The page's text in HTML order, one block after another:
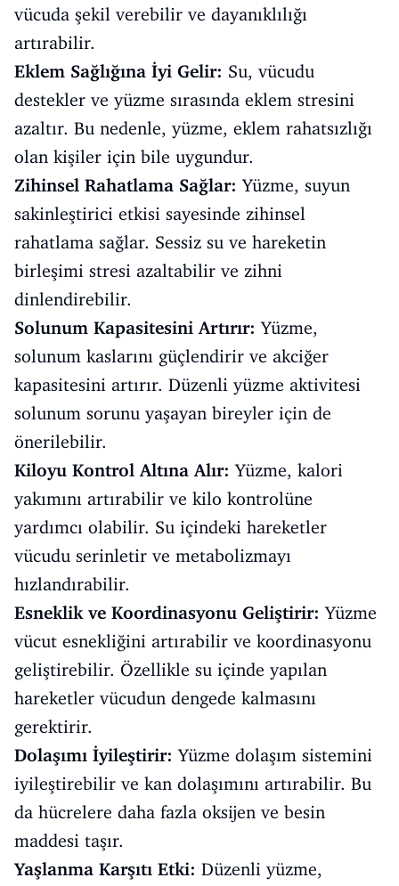
vücuda şekil verebilir ve dayanıklılığı
artırabilir.
Eklem Sağlığına İyi Gelir: Su, vücudu
destekler ve yüzme sırasında eklem stresini
azaltır. Bu nedenle, yüzme, eklem rahatsızlığı
olan kişiler için bile uygundur.
Zihinsel Rahatlama Sağlar: Yüzme, suyun
sakinleştirici etkisi sayesinde zihinsel
rahatlama sağlar. Sessiz su ve hareketin
birleşimi stresi azaltabilir ve zihni
dinlendirebilir.
Solunum Kapasitesini Artırır: Yüzme,
solunum kaslarını güçlendirir ve akciğer
kapasitesini artırır. Düzenli yüzme aktivitesi
solunum sorunu yaşayan bireyler için de
önerilebilir.
Kiloyu Kontrol Altına Alır: Yüzme, kalori
yakımını artırabilir ve kilo kontrolüne
yardımcı olabilir. Su içindeki hareketler
vücudu serinletir ve metabolizmayı
hızlandırabilir.
Esneklik ve Koordinasyonu Geliştirir: Yüzme
vücut esnekliğini artırabilir ve koordinasyonu
geliştirebilir. Özellikle su içinde yapılan
hareketler vücudun dengede kalmasını
gerektirir.
Dolaşımı İyileştirir: Yüzme dolaşım sistemini
iyileştirebilir ve kan dolaşımını artırabilir. Bu
da hücrelere daha fazla oksijen ve besin
maddesi taşır.
Yaşlanma Karşıtı Etki: Düzenli yüzme,